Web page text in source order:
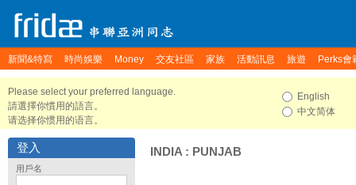
新聞&特寫 時尚娛樂 Money 交友社區 家族 活動訊息 旅遊 Perks會
Please select your preferred language.
請選擇你慣用的語言。
请选择你惯用的语言。
English
中文简体
登入
用戶名
INDIA : PUNJAB